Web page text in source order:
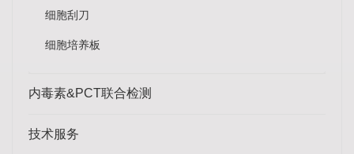
细胞刮刀
细胞培养板
内毒素&PCT联合检测
技术服务